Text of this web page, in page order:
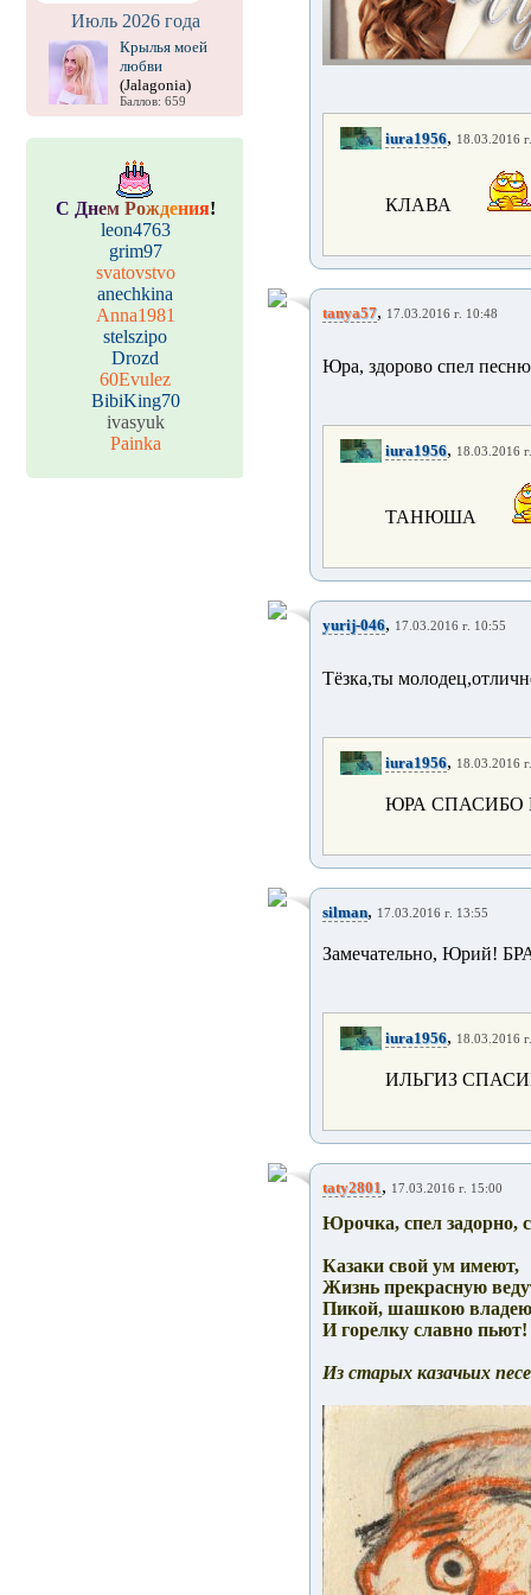
Июль 2026 года
Крылья моей
любви
(Jalagonia)
Баллов: 659
С Днем Рождения!
leon4763
grim97
svatovstvo
anechkina
Anna1981
stelszipo
Drozd
60Evulez
BibiKing70
ivasyuk
Painka
iura1956, 18.03.2016
КЛАВА
tanya57, 17.03.2016 г. 10:48
Юра, здорово спел
iura1956, 18.03.2016
ТАНЮША
yurij-046, 17.03.2016 г. 10:55
Тёзка,ты
iura1956, 18.03.2016
ЮРА СПАСИБО
silman, 17.03.2016 г. 13:55
Замечательно, Юрий!
iura1956, 18.03.2016
ИЛЬГИЗ
taty2801, 17.03.2016 г. 15:00
Юрочка, спел задорно,
Казаки свой ум имеют,
Жизнь прекрасную
Пикой, шашкою
И горелку славно пьют!
Из старых казачьих